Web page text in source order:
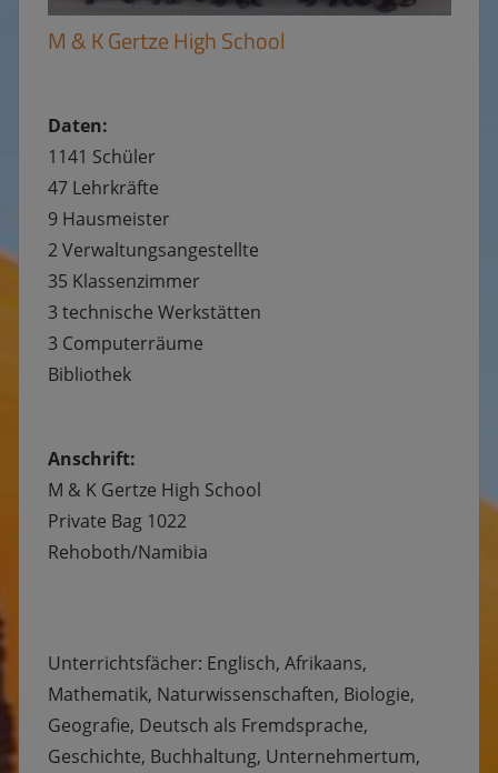
M & K Gertze High School
Daten:
1141 Schüler
47 Lehrkräfte
9 Hausmeister
2 Verwaltungsangestellte
35 Klassenzimmer
3 technische Werkstätten
3 Computerräume
Bibliothek
Anschrift:
M & K Gertze High School
Private Bag 1022
Rehoboth/Namibia
Unterrichtsfächer: Englisch, Afrikaans,
Mathematik, Naturwissenschaften, Biologie,
Geografie, Deutsch als Fremdsprache,
Geschichte, Buchhaltung, Unternehmertum,